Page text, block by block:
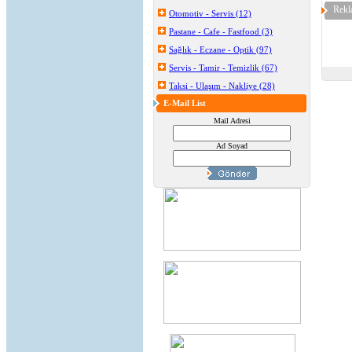
Otomotiv - Servis (12)
Pastane - Cafe - Fastfood (3)
Sağlık - Eczane - Optik (97)
Servis - Tamir - Temizlik (67)
Taksi - Ulaşım - Nakliye (28)
E-Mail List
Mail Adresi
Ad Soyad